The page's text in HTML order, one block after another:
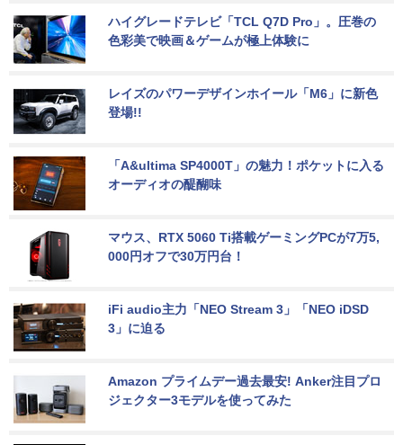
ハイグレードテレビ「TCL Q7D Pro」。圧巻の
色彩美で映画＆ゲームが極上体験に
レイズのパワーデザインホイール「M6」に新色
登場!!
「A&ultima SP4000T」の魅力！ポケットに入る
オーディオの醍醐味
マウス、RTX 5060 Ti搭載ゲーミングPCが7万5,
000円オフで30万円台！
iFi audio主力「NEO Stream 3」「NEO iDSD
3」に迫る
Amazon プライムデー過去最安! Anker注目プロ
ジェクター3モデルを使ってみた